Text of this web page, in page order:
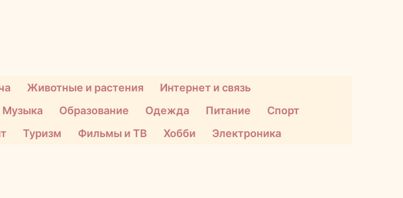
Животные и растения
Интернет и связь
Музыка Образование Одежда Питание
Спорт
Туризм Фильмы и ТВ Хобби Электроника